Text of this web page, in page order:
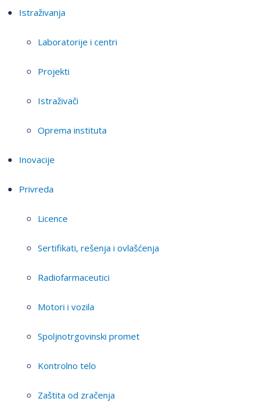
Istraživanja
Laboratorije i centri
Projekti
Istraživači
Oprema instituta
Inovacije
Privreda
Licence
Sertifikati, rešenja i ovlašćenja
Radiofarmaceutici
Motori i vozila
Spoljnotrgovinski promet
Kontrolno telo
Zaštita od zračenja